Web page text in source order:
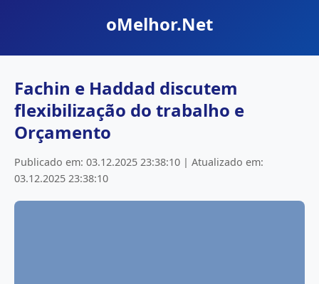
oMelhor.Net
Fachin e Haddad discutem
flexibilização do trabalho e
Orçamento
Publicado em: 03.12.2025 23:38:10 | Atualizado em:
03.12.2025 23:38:10